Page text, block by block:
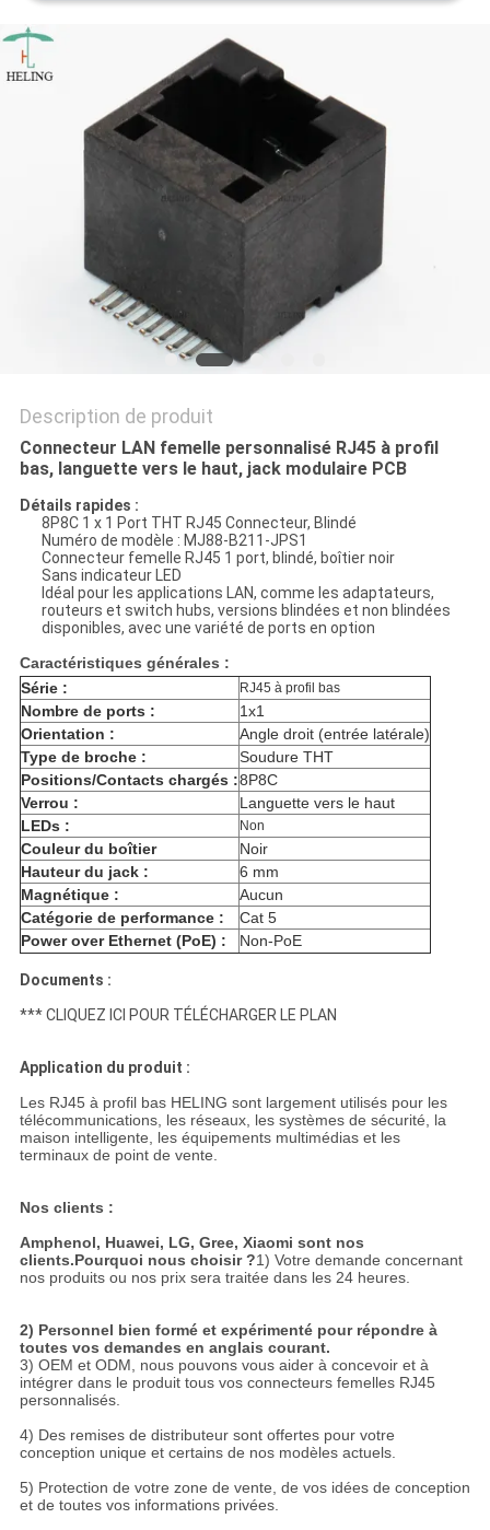
PLAN
DU
POLITIQUE
MATIÈRE
PROTECTION
VIE
PRIVÉE
Description de produit
Connecteur LAN femelle personnalisé RJ45 à profil
bas, languette vers le haut, jack modulaire PCB
Détails rapides :
8P8C 1 x 1 Port THT RJ45 Connecteur, Blindé
Numéro de modèle : MJ88-B211-JPS1
Connecteur femelle RJ45 1 port, blindé, boîtier noir
Sans indicateur LED
Idéal pour les applications LAN, comme les adaptateurs,
routeurs et switch hubs, versions blindées et non blindées
disponibles, avec une variété de ports en option
Caractéristiques générales :
Série :
RJ45 à profil bas
Nombre de ports :
1x1
Orientation :
Angle droit (entrée latérale)
Type de broche :
Soudure THT
Positions/Contacts chargés :8P8C
Verrou :
Languette vers le haut
LEDs :
Non
Couleur du boîtier
Noir
Hauteur du jack :
6 mm
Magnétique :
Aucun
Catégorie de performance :
Cat 5
Power over Ethernet (PoE) :
Non-PoE
Documents :
*** CLIQUEZ ICI POUR TÉLÉCHARGER LE PLAN
Application du produit :
Les RJ45 à profil bas HELING sont largement utilisés pour les
télécommunications, les réseaux, les systèmes de sécurité, la
maison intelligente, les équipements multimédias et les
terminaux de point de vente.
Nos clients :
Amphenol, Huawei, LG, Gree, Xiaomi sont nos
clients.Pourquoi nous choisir ?1) Votre demande concernant
nos produits ou nos prix sera traitée dans les 24 heures.
2) Personnel bien formé et expérimenté pour répondre à
toutes vos demandes en anglais courant.
3) OEM et ODM, nous pouvons vous aider à concevoir et à
intégrer dans le produit tous vos connecteurs femelles RJ45
personnalisés.
4) Des remises de distributeur sont offertes pour votre
conception unique et certains de nos modèles actuels.
5) Protection de votre zone de vente, de vos idées de conception
et de toutes vos informations privées.